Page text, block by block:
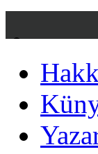
Künye
Yazarlarımız